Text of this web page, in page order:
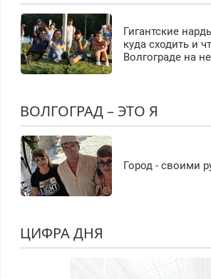
Гигантские
куда сходить и
Волгограде на
ВОЛГОГРАД – ЭТО Я
Город - своими
ЦИФРА ДНЯ